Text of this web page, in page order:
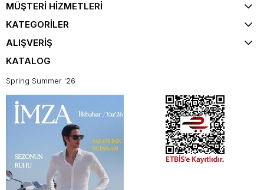
MÜŞTERİ HİZMETLERİ
KATEGORİLER
ALIŞVERİŞ
KATALOG
Spring Summer '26